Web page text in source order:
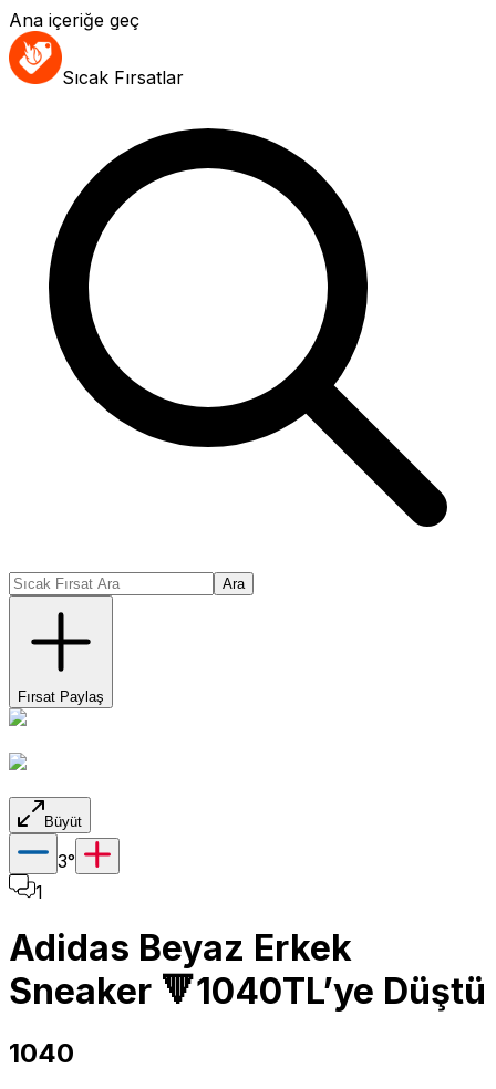
Ana içeriğe geç
Sıcak Fırsatlar
Ara
Fırsat Paylaş
Büyüt
3°
1
Adidas Beyaz Erkek
Sneaker 🔻1040TL’ye Düştü
1040